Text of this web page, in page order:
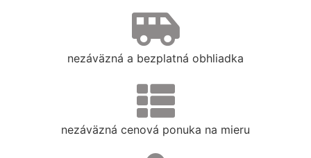
nezáväzná a bezplatná obhliadka
nezáväzná cenová ponuka na mieru